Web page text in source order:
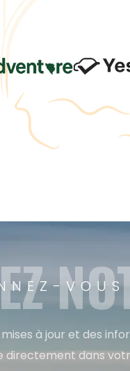
VOUS
à jour et des
directement dans